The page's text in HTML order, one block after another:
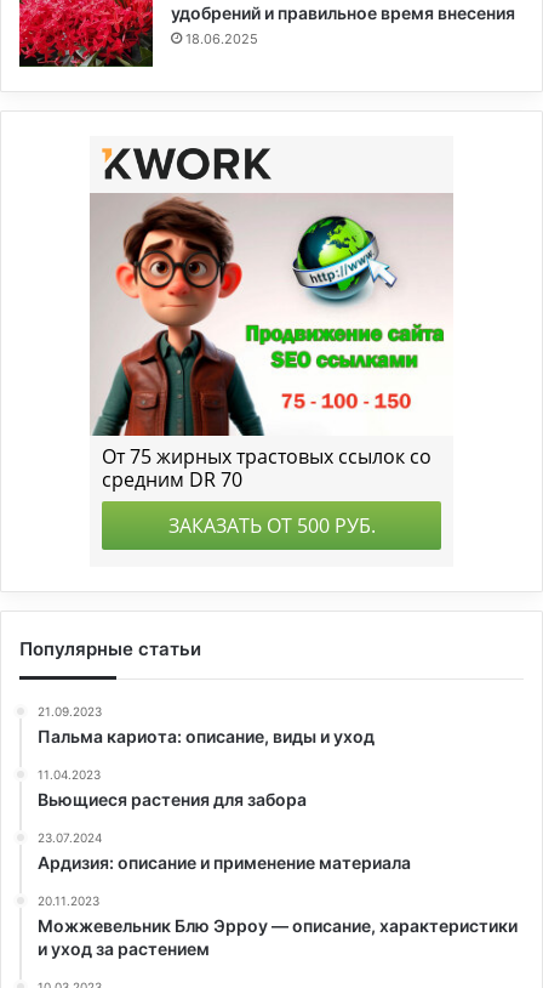
удобрений и правильное время внесения
18.06.2025
Популярные статьи
21.09.2023
Пальма кариота: описание, виды и уход
11.04.2023
Вьющиеся растения для забора
23.07.2024
Ардизия: описание и применение материала
20.11.2023
Можжевельник Блю Эрроу — описание, характеристики
и уход за растением